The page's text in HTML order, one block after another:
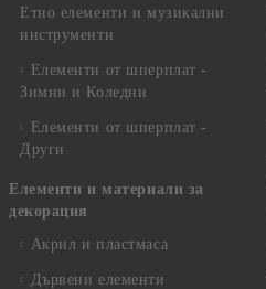
Етно елементи и музикални
инструменти
Елементи от шперплат -
Зимни и Коледни
Елементи от шперплат -
Други
Елементи и материали за
декорация
Акрил и пластмаса
Дървени елементи